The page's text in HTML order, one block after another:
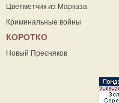
Цветметчик из Марказа
Криминальные войны
КОРОТКО
Новый Пресняков